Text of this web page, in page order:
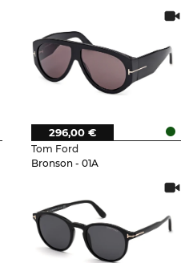
Tom Ford
Bronson - 01A
296,00 €